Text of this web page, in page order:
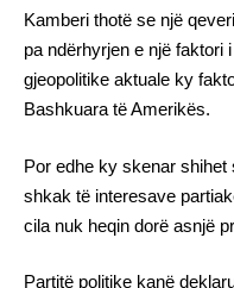
Kamberi thotë se një
pa ndërhyrjen e një faktori
gjeopolitike aktuale ky
Bashkuara të Amerikës.
Por edhe ky skenar
shkak të interesave
cila nuk heqin dorë asnjë
Partitë politike kanë